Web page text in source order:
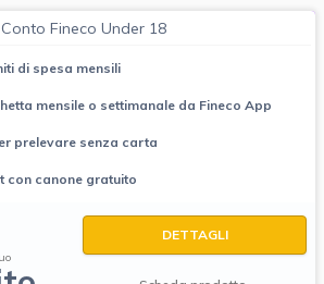
Conto Fineco Under 18
di spesa mensili
mensile o settimanale da Fineco App
prelevare senza carta
con canone gratuito
DETTAGLI